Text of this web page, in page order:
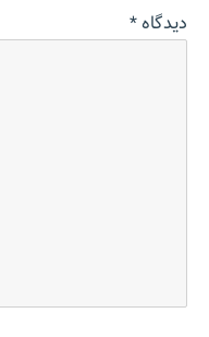
دیدگاه*